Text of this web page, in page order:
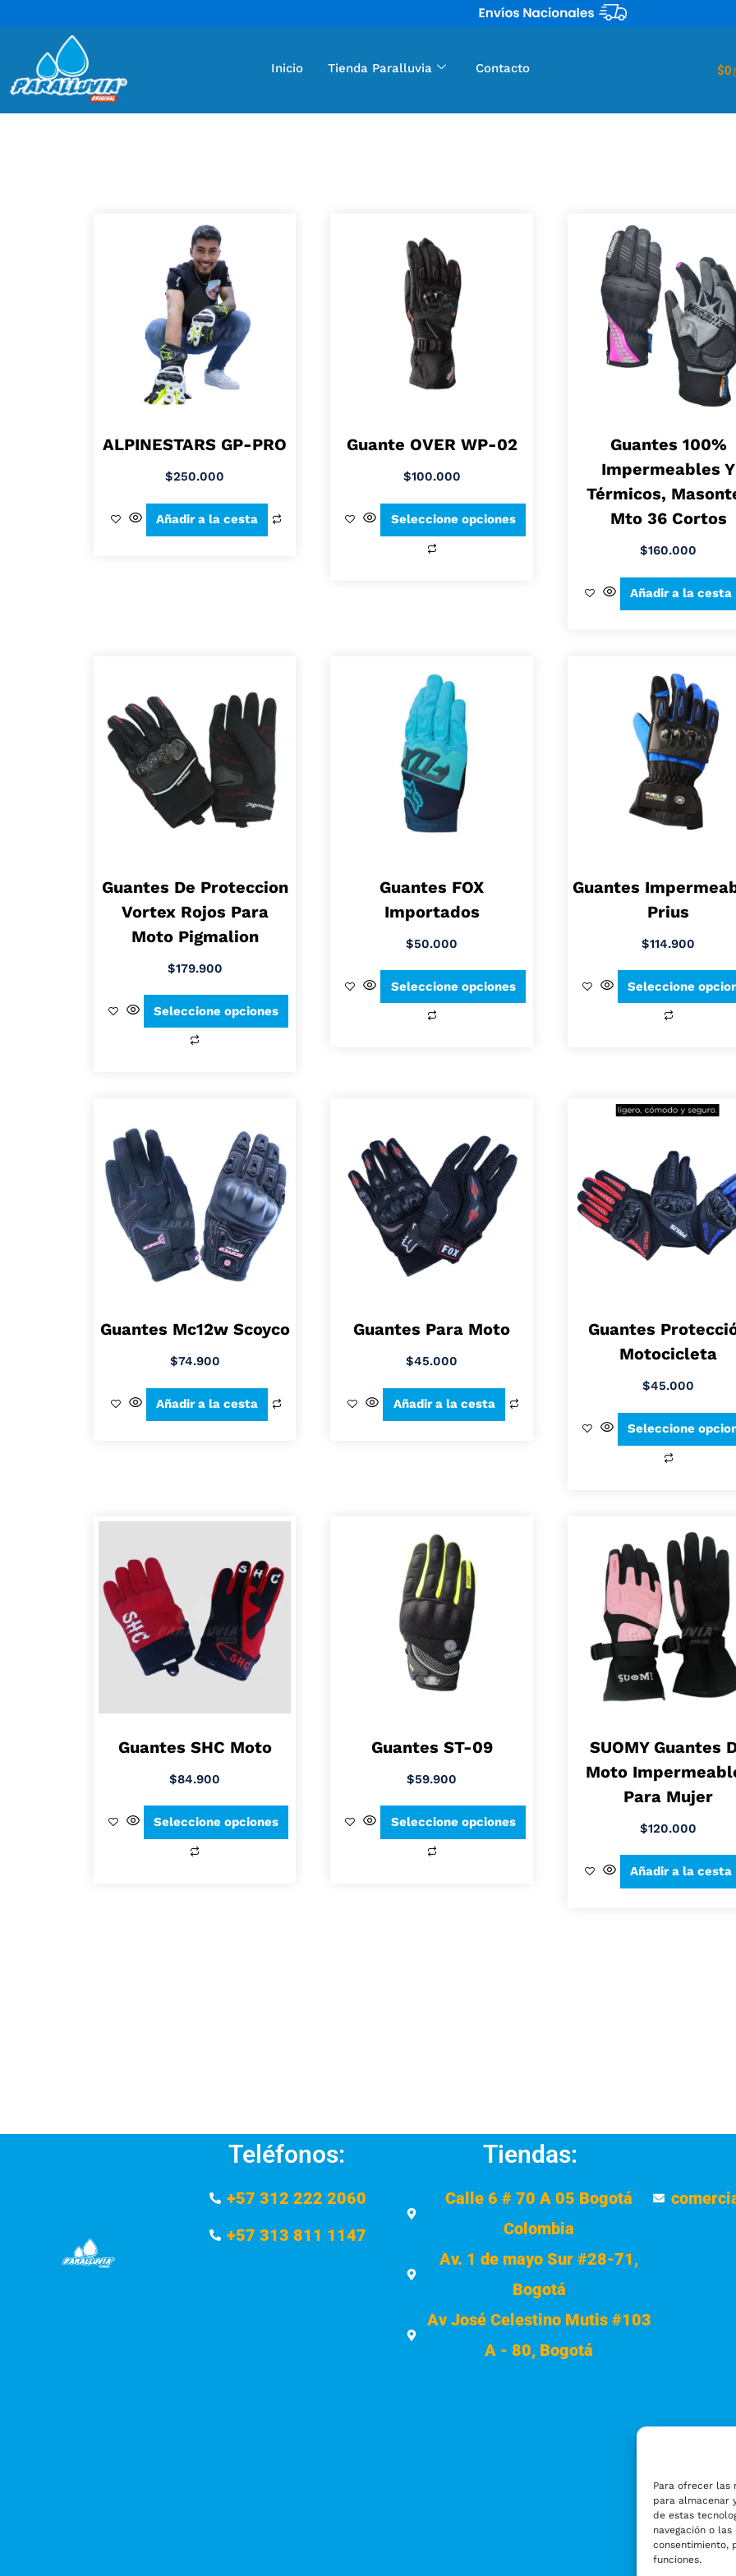
Para ofrecer las
para almacenar
de estas
navegación o
consentimiento,
funciones.
Inicio Tienda Paralluvia Contacto $0
ALPINESTARS GP-PRO
$250.000
Añadir a la cesta
Guante OVER WP-02
$100.000
Seleccione opciones
Guantes 100%
Impermeables Y
Térmicos,
Mto 36 Cortos
$160.000
Añadir a la cesta
Guantes De Proteccion
Vortex Rojos Para
Moto Pigmalion
$179.900
Seleccione opciones
Guantes FOX
Importados
$50.000
Seleccione opciones
Guantes
Prius
$114.900
Seleccione
Guantes Mc12w Scoyco
$74.900
Añadir a la cesta
Guantes Para Moto
$45.000
Añadir a la cesta
Guantes
Motocicleta
$45.000
Seleccione
Guantes SHC Moto
$84.900
Seleccione opciones
Guantes ST-09
$59.900
Seleccione opciones
SUOMY Guantes
Moto
Para Mujer
$120.000
Añadir a la cesta
Teléfonos:
+57 312 222 2060
+57 313 811 1147
Tiendas:
Calle 6 # 70 A 05 Bogotá
Colombia
Av. 1 de mayo Sur #28-71,
Bogotá
Av José Celestino Mutis #103
A - 80, Bogotá